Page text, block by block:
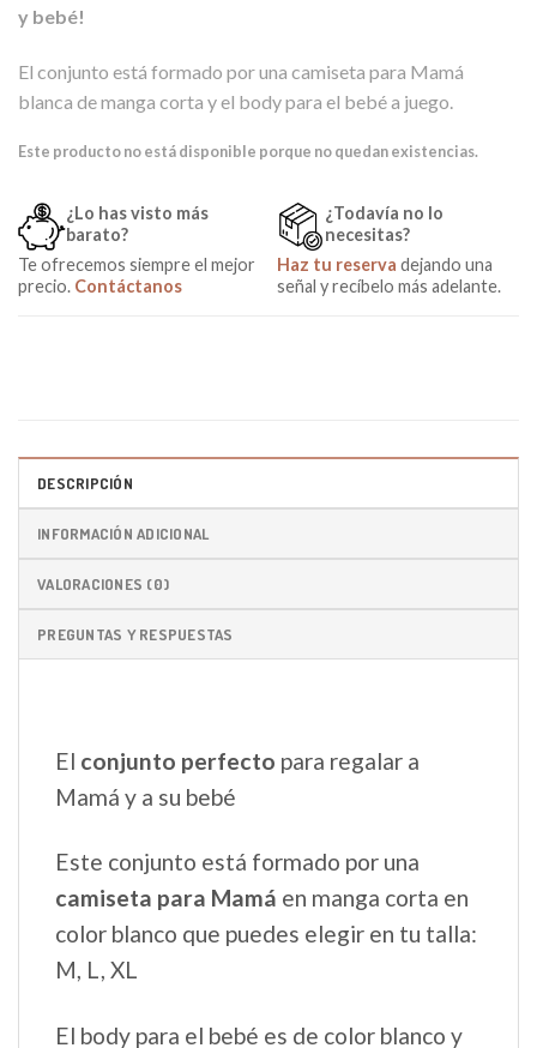
y bebé!
El conjunto está formado por una camiseta para Mamá
blanca de manga corta y el body para el bebé a juego.
Este producto no está disponible porque no quedan existencias.
¿Lo has visto más
barato?
Te ofrecemos siempre el mejor
precio. Contáctanos
¿Todavía no lo
necesitas?
Haz tu reserva dejando una
señal y recíbelo más adelante.
DESCRIPCIÓN
INFORMACIÓN ADICIONAL
VALORACIONES (0)
PREGUNTAS Y RESPUESTAS
El conjunto perfecto para regalar a
Mamá y a su bebé
Este conjunto está formado por una
camiseta para Mamá en manga corta en
color blanco que puedes elegir en tu talla:
M, L, XL
El body para el bebé es de color blanco y